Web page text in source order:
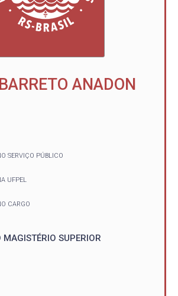
ANADON
SERVIÇO PÚBLICO
UFPEL
CARGO
MAGISTÉRIO SUPERIOR